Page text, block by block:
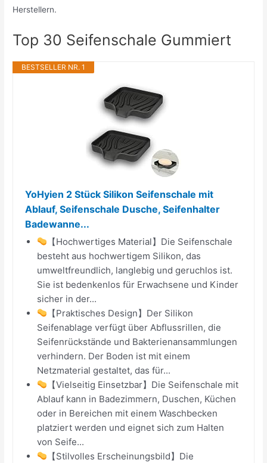
Herstellern.
Top 30 Seifenschale Gummiert
BESTSELLER NR. 1
YoHyien 2 Stück Silikon Seifenschale mit
Ablauf, Seifenschale Dusche, Seifenhalter
Badewanne...
【Hochwertiges Material】Die Seifenschale
besteht aus hochwertigem Silikon, das
umweltfreundlich, langlebig und geruchlos ist.
Sie ist bedenkenlos für Erwachsene und Kinder
sicher in der...
【Praktisches Design】Der Silikon
Seifenablage verfügt über Abflussrillen, die
Seifenrückstände und Bakterienansammlungen
verhindern. Der Boden ist mit einem
Netzmaterial gestaltet, das für...
【Vielseitig Einsetzbar】Die Seifenschale mit
Ablauf kann in Badezimmern, Duschen, Küchen
oder in Bereichen mit einem Waschbecken
platziert werden und eignet sich zum Halten
von Seife...
【Stilvolles Erscheinungsbild】Die